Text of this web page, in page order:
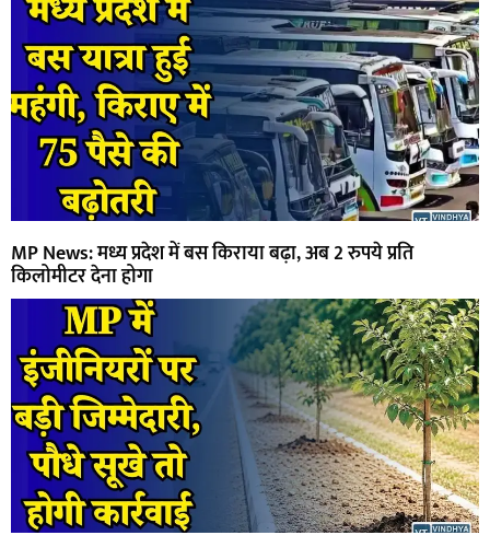
MP News: मध्य प्रदेश में बस किराया बढ़ा, अब 2 रुपये प्रति
किलोमीटर देना होगा